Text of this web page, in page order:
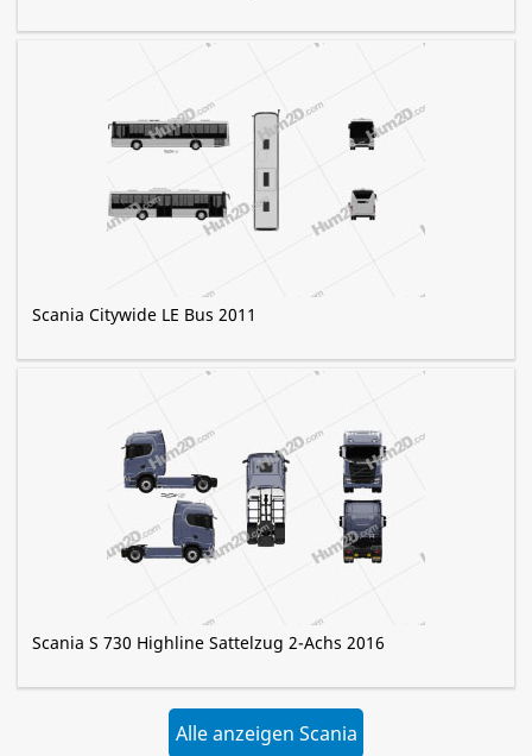
Scania Citywide LE Bus 2011
Scania S 730 Highline Sattelzug 2-Achs 2016
Alle anzeigen Scania